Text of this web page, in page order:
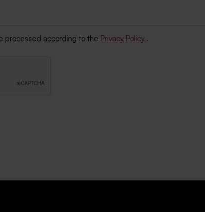
processed according to the Privacy Policy .